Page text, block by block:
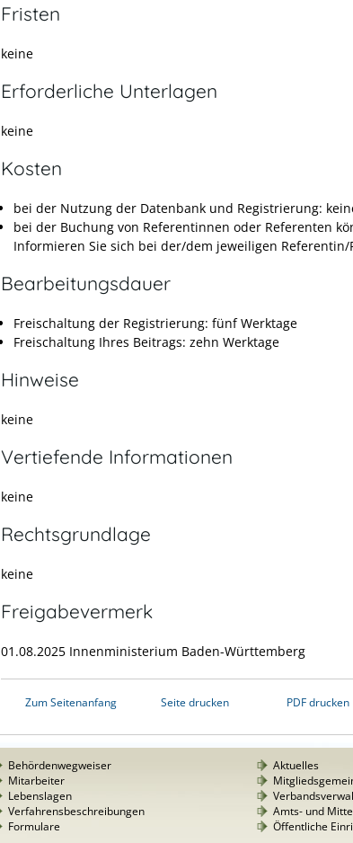
Fristen
keine
Erforderliche Unterlagen
keine
Kosten
bei der Nutzung der Datenbank und Registrierung:
bei der Buchung von Referentinnen oder Referenten
Informieren Sie sich bei der/dem jeweiligen Referentin/
Bearbeitungsdauer
Freischaltung der Registrierung: fünf Werktage
Freischaltung Ihres Beitrags: zehn Werktage
Hinweise
keine
Vertiefende Informationen
keine
Rechtsgrundlage
keine
Freigabevermerk
01.08.2025 Innenministerium Baden-Württemberg
Zum Seitenanfang Seite drucken PDF drucken
Behördenwegweiser
Mitarbeiter
Lebenslagen
Verfahrensbeschreibungen
Formulare
Aktuelles
Amts- und
Öffentliche